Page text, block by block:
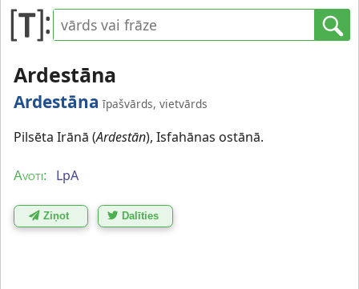
Ardestāna
Ardestāna īpašvārds, vietvārds
Pilsēta Irānā (Ardestān), Isfahānas ostānā.
Avoti: LpA
Ziņot Dalīties